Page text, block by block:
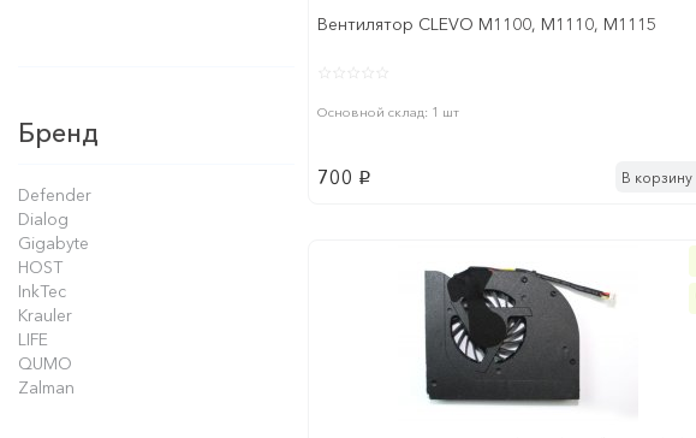
Бренд
Defender
Dialog
Gigabyte
HOST
InkTec
Krauler
LIFE
QUMO
Zalman
Вентилятор CLEVO M1100, M1110, M1115
Основной склад: 1 шт
700 p В корзину